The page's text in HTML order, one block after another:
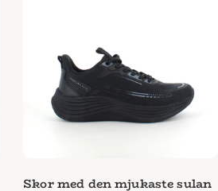
Skor med den mjukaste sulan